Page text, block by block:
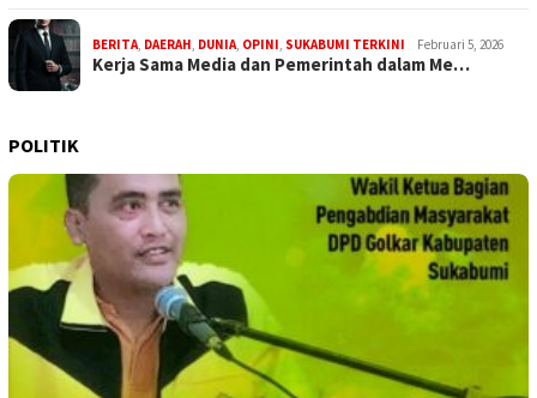
BERITA, DAERAH, DUNIA, OPINI, SUKABUMI TERKINI Februari 5, 2026
Kerja Sama Media dan Pemerintah dalam Me…
POLITIK